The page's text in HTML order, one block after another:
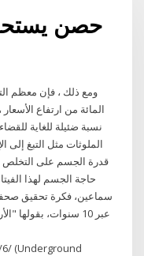
حصن
المائة من ارتفاع
نسبة ضئيلة للغاية
الملوثات مثل التبغ
قدرة الجسم على التخلص
حاجة الجسم لهذا
سماعين، فكرة تحقيق
عبر 10 سنوات،